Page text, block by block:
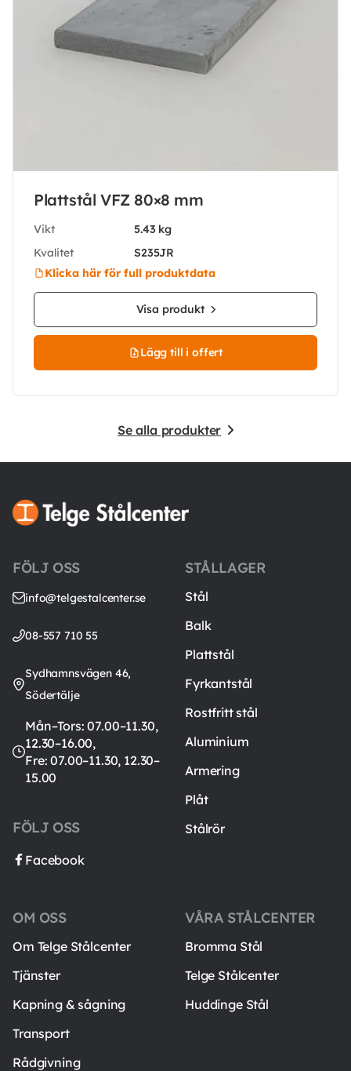
Plattstål VFZ 80×8 mm
Vikt
5.43 kg
Kvalitet
S235JR
Klicka här för full produktdata
Visa produkt
Lägg till i offert
Se alla produkter
FÖLJ OSS
info@telgestalcenter.se
08-557 710 55
Sydhamnsvägen 46,
Södertälje
Mån–Tors: 07.00–11.30,
12.30–16.00,
Fre: 07.00–11.30, 12.30–
15.00
FÖLJ OSS
Facebook
STÅLLAGER
Stål
Balk
Plattstål
Fyrkantstål
Rostfritt stål
Aluminium
Armering
Plåt
Stålrör
VÅRA STÅLCENTER
Bromma Stål
Telge Stålcenter
Huddinge Stål
OM OSS
Om Telge Stålcenter
Tjänster
Kapning & sågning
Transport
Rådgivning